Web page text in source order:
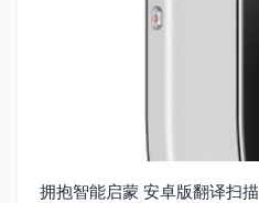
拥抱智能启蒙 安卓版翻译扫